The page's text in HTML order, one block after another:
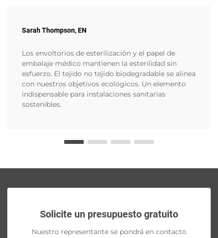
Sarah Thompson, EN
Los envoltorios de esterilización y el papel de
embalaje médico mantienen la esterilidad sin
esfuerzo. El tejido no tejido biodegradable se alinea
con nuestros objetivos ecológicos. Un elemento
indispensable para instalaciones sanitarias
sostenibles.
Solicite un presupuesto gratuito
Nuestro representante se pondrá en contacto